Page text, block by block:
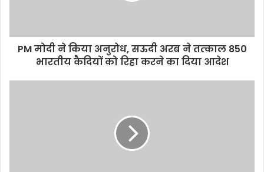
PM मोदी ने किया अनुरोध, सऊदी अरब ने तत्‍काल 850
भारतीय कैदियों को रिहा करने का दिया आदेश